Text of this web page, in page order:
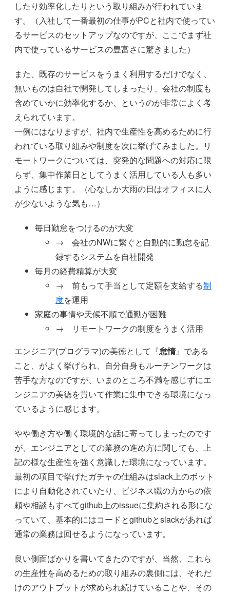
したり効率化したりという取り組みが行われていま
す。（入社して一番最初の仕事がPCと社内で使ってい
るサービスのセットアップなのですが、ここでまず社
内で使っているサービスの豊富さに驚きました）
また、既存のサービスをうまく利用するだけでなく、
無いものは自社で開発してしまったり、会社の制度も
含めていかに効率化するか、というのが非常によく考
えられています。
一例にはなりますが、社内で生産性を高めるために行
われている取り組みや制度を次に挙げてみました。リ
モートワークについては、突発的な問題への対応に限
らず、集中作業日としてうまく活用している人も多い
ように感じます。（心なしか大雨の日はオフィスに人
が少ないような気も…）
毎日勤怠をつけるのが大変
→ 会社のNWに繋ぐと自動的に勤怠を記
録するシステムを自社開発
毎月の経費精算が大変
→ 前もって手当として定額を支給する制
度を運用
家庭の事情や天候不順で通勤が困難
→ リモートワークの制度をうまく活用
エンジニア(プログラマ)の美徳として『怠惰』である
こと、がよく挙げられ、自分自身もルーチンワークは
苦手な方なのですが、いまのところ不満を感じずにエ
ンジニアの美徳を貫いて作業に集中できる環境になっ
ているように感じます。
やや働き方や働く環境的な話に寄ってしまったのです
が、エンジニアとしての業務の進め方に関しても、上
記の様な生産性を強く意識した環境になっています。
最初の項目で挙げたガチャの仕組みはslack上のボット
により自動化されていたり、ビジネス職の方からの依
頼や相談もすべてgithub上のissueに集約される形にな
っていて、基本的にはコードとgithubとslackがあれば
通常の業務は回せるようになっています。
良い側面ばかりを書いてきたのですが、当然、これら
の生産性を高めるための取り組みの裏側には、それだ
けのアウトプットが求められ続けていることや、その